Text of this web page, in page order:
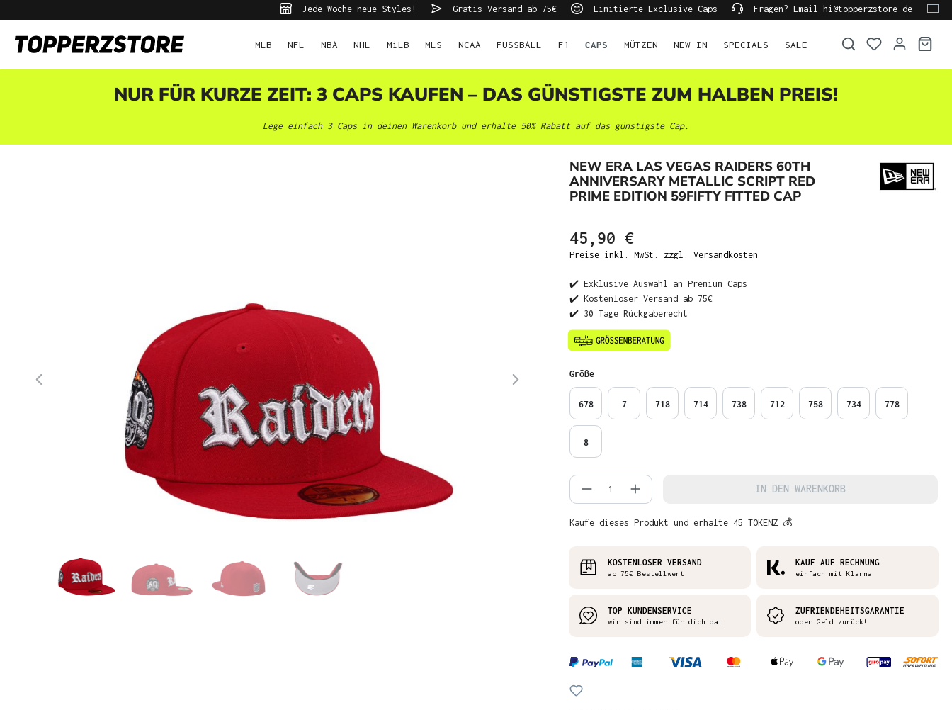
Jede Woche neue Styles! Gratis Versand ab 75€ Limitierte Exclusive Caps Fragen? Email hi@topperzstore.de
MLB NFL NBA NHL MiLB MLS NCAA FUSSBALL F1 CAPS MÜTZEN NEW IN SPECIALS SALE
NUR FÜR KURZE ZEIT: 3 CAPS KAUFEN – DAS GÜNSTIGSTE ZUM HALBEN PREIS!
Lege einfach 3 Caps in deinen Warenkorb und erhalte 50% Rabatt auf das günstigste Cap.
NEW ERA LAS VEGAS RAIDERS 60TH
ANNIVERSARY METALLIC SCRIPT RED
PRIME EDITION 59FIFTY FITTED CAP
45,90 €
Preise inkl. MwSt. zzgl. Versandkosten
✔️ Exklusive Auswahl an Premium Caps
✔️ Kostenloser Versand ab 75€
✔️ 30 Tage Rückgaberecht
Größeauswählen
678 7 718 714 738 712 758 734 778
8
Produkt Anzahl: Gib den gewünschten Wert
IN DEN WARENKORB
Kaufe dieses Produkt und erhalte 45 TOKENZ 💰
KOSTENLOSER VERSAND
ab 75€ Bestellwert
KAUF AUF RECHNUNG
einfach mit Klarna
TOP KUNDENSERVICE
wir sind immer für dich da!
ZUFRIENDEHEITSGARANTIE
oder Geld zurück!